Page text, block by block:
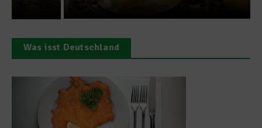
Was isst Deutschland